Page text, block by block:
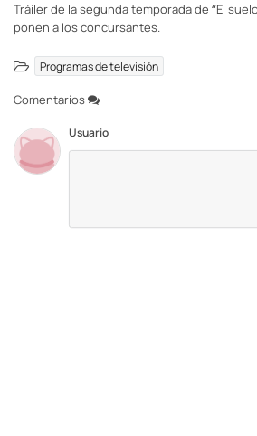
Tráiler de la segunda temporada de “El
ponen a los concursantes.
Programas de televisión
Comentarios
Usuario